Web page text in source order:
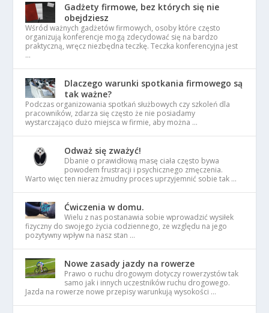
Gadżety firmowe, bez których się nie
obejdziesz
Wśród ważnych gadżetów firmowych, osoby które często
organizują konferencje mogą zdecydować się na bardzo
praktyczną, wręcz niezbędna teczkę. Teczka konferencyjna jest
…
Dlaczego warunki spotkania firmowego są
tak ważne?
Podczas organizowania spotkań służbowych czy szkoleń dla
pracowników, zdarza się często że nie posiadamy
wystarczająco dużo miejsca w firmie, aby można …
Odważ się zważyć!
Dbanie o prawidłową masę ciała często bywa
powodem frustracji i psychicznego zmęczenia.
Warto więc ten nieraz żmudny proces uprzyjemnić sobie tak …
Ćwiczenia w domu.
Wielu z nas postanawia sobie wprowadzić wysiłek
fizyczny do swojego życia codziennego, ze względu na jego
pozytywny wpływ na nasz stan …
Nowe zasady jazdy na rowerze
Prawo o ruchu drogowym dotyczy rowerzystów tak
samo jak i innych uczestników ruchu drogowego.
Jazda na rowerze nowe przepisy warunkują wysokości …